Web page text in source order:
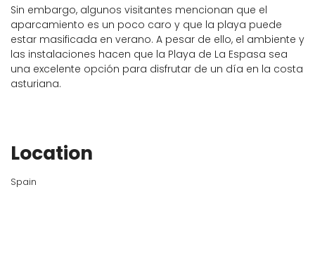
Sin embargo, algunos visitantes mencionan que el
aparcamiento es un poco caro y que la playa puede
estar masificada en verano. A pesar de ello, el ambiente y
las instalaciones hacen que la Playa de La Espasa sea
una excelente opción para disfrutar de un día en la costa
asturiana.
Location
Spain